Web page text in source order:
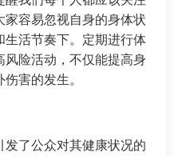
容易忽视自身的身体状
活节奏下。定期进行体
险活动，不仅能提高身
害的发生。
了公众对其健康状况的